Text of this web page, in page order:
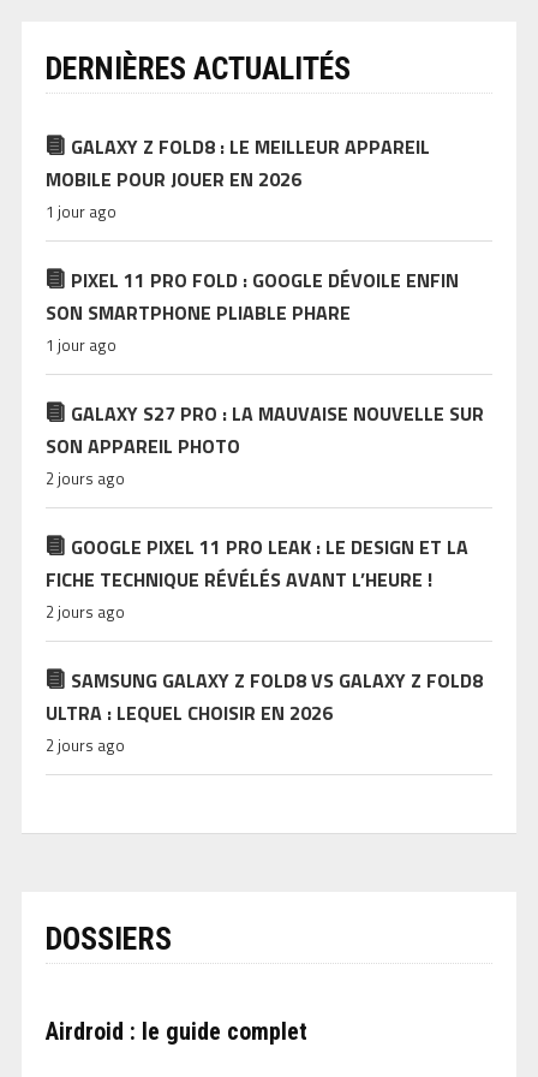
DERNIÈRES ACTUALITÉS
GALAXY Z FOLD8 : LE MEILLEUR APPAREIL
MOBILE POUR JOUER EN 2026
1 jour ago
PIXEL 11 PRO FOLD : GOOGLE DÉVOILE ENFIN
SON SMARTPHONE PLIABLE PHARE
1 jour ago
GALAXY S27 PRO : LA MAUVAISE NOUVELLE SUR
SON APPAREIL PHOTO
2 jours ago
GOOGLE PIXEL 11 PRO LEAK : LE DESIGN ET LA
FICHE TECHNIQUE RÉVÉLÉS AVANT L’HEURE !
2 jours ago
SAMSUNG GALAXY Z FOLD8 VS GALAXY Z FOLD8
ULTRA : LEQUEL CHOISIR EN 2026
2 jours ago
DOSSIERS
Airdroid : le guide complet